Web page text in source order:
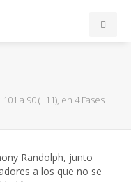
a 90 (+11), en 4 Fases